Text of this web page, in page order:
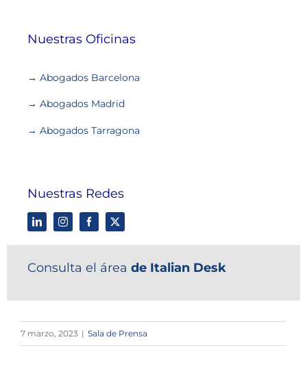
Nuestras Oficinas
→ Abogados Barcelona
→ Abogados Madrid
→ Abogados Tarragona
Nuestras Redes
Consulta el área de Italian Desk
7 marzo, 2023 | Sala de Prensa